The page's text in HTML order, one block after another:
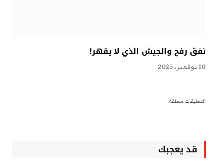
نفق رفح والجيش الذي لا يقهر!
10 نوفمبر، 2025
التعليقات مغلقة.
قد يعجبك